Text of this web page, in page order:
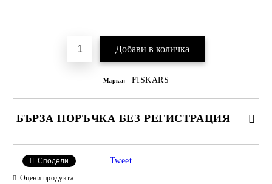
Марка: FISKARS
БЪРЗА ПОРЪЧКА БЕЗ РЕГИСТРАЦИЯ
Сподели Tweet
Оцени продукта